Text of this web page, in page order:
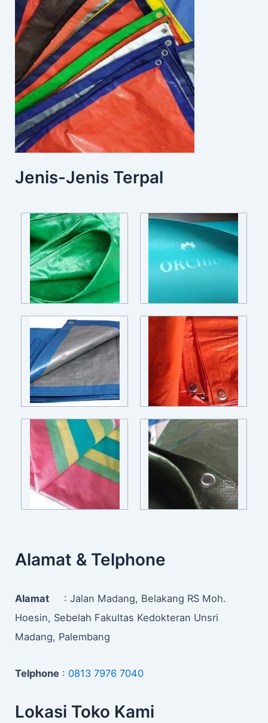
Jenis-Jenis Terpal
Alamat & Telphone
Alamat : Jalan Madang, Belakang RS Moh.
Hoesin, Sebelah Fakultas Kedokteran Unsri
Madang, Palembang
Telphone : 0813 7976 7040
Lokasi Toko Kami